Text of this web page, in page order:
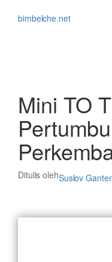
bimbelche.net
Mini TO
Ditulis olehSuslov